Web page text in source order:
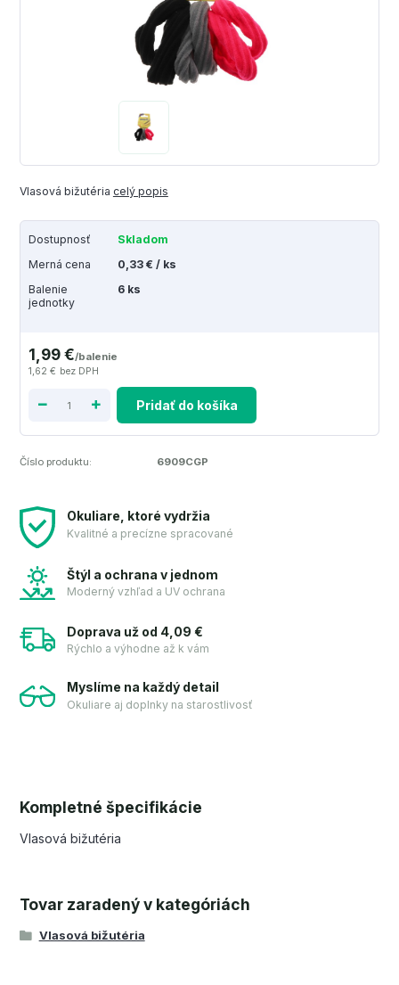
Vlasová bižutéria celý popis
Dostupnosť
Skladom
Merná cena
0,33 € / ks
Balenie
jednotky
6 ks
1,99 €/balenie
1,62 € bez DPH
Pridať do košíka
Číslo produktu: 6909CGP
Okuliare, ktoré vydržia
Kvalitné a precízne spracované
Štýl a ochrana v jednom
Moderný vzhľad a UV ochrana
Doprava už od 4,09 €
Rýchlo a výhodne až k vám
Myslíme na každý detail
Okuliare aj doplnky na starostlivosť
Kompletné špecifikácie
Vlasová bižutéria
Tovar zaradený v kategóriách
Vlasová bižutéria